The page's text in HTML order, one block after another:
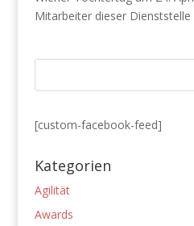
Mitarbeiter dieser Dienststelle
[custom-facebook-feed]
Kategorien
Agilität
Awards